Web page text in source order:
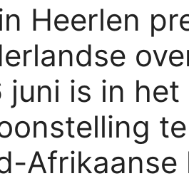
Heerlen
juni is in